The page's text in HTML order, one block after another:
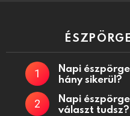
Napi
hány sikerül?
Napi
választ tudsz?